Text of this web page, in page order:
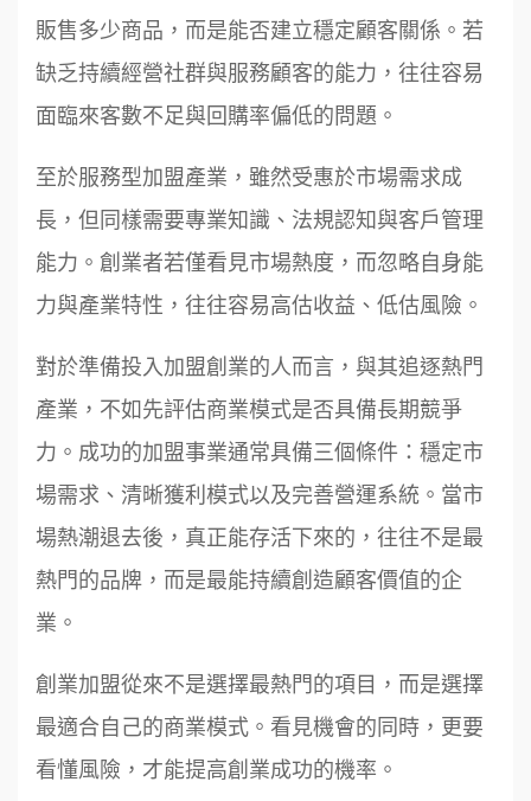
販售多少商品，而是能否建立穩定顧客關係。若
缺乏持續經營社群與服務顧客的能力，往往容易
面臨來客數不足與回購率偏低的問題。
至於服務型加盟產業，雖然受惠於市場需求成
長，但同樣需要專業知識、法規認知與客戶管理
能力。創業者若僅看見市場熱度，而忽略自身能
力與產業特性，往往容易高估收益、低估風險。
對於準備投入加盟創業的人而言，與其追逐熱門
產業，不如先評估商業模式是否具備長期競爭
力。成功的加盟事業通常具備三個條件：穩定市
場需求、清晰獲利模式以及完善營運系統。當市
場熱潮退去後，真正能存活下來的，往往不是最
熱門的品牌，而是最能持續創造顧客價值的企
業。
創業加盟從來不是選擇最熱門的項目，而是選擇
最適合自己的商業模式。看見機會的同時，更要
看懂風險，才能提高創業成功的機率。